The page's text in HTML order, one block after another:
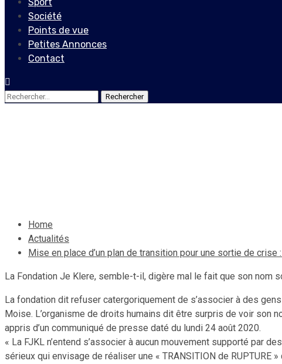
Société
Points de vue
Petites Annonces
Contact
Rechercher :
Home
Actualités
Mise en place d’un plan de transition pour une sortie de crise
La Fondation Je Klere, semble-t-il, digère mal le fait que son nom
La fondation dit refuser catergoriquement de s’associer à des
Moise. L’organisme de droits humains dit être surpris de voir son
appris d’un communiqué de presse daté du lundi 24 août 2020.
« La FJKL n’entend s’associer à aucun mouvement supporté par
sérieux qui envisage de réaliser une « TRANSITION de